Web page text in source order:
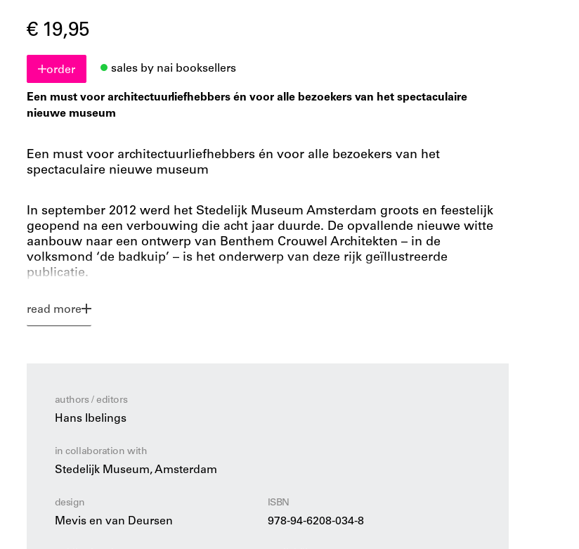
€ 19,95
order sales by nai booksellers
Een must voor architectuurliefhebbers én voor alle bezoekers van het spectaculaire
nieuwe museum
Een must voor architectuurliefhebbers én voor alle bezoekers van het
spectaculaire nieuwe museum
In september 2012 werd het Stedelijk Museum Amsterdam groots en feestelijk
geopend na een verbouwing die acht jaar duurde. De opvallende nieuwe witte
aanbouw naar een ontwerp van Benthem Crouwel Architekten – in de
volksmond ‘de badkuip’ – is het onderwerp van deze rijk geïllustreerde
publicatie.
architectuurfotograaf Iwan Baan en plattegronden, doorsneden en details van de
read more
authors / editors
Hans Ibelings
in collaboration with
Stedelijk Museum, Amsterdam
design
Mevis en van Deursen
ISBN
978-94-6208-034-8